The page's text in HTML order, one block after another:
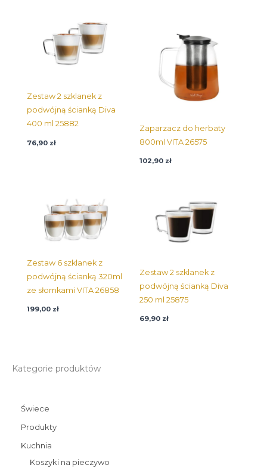
Kategorie produktów
Świece
Produkty
Kuchnia
Koszyki na pieczywo
Zestaw 2 szklanek z
podwójną ścianką Diva
400 ml 25882
76,90 zł
Zaparzacz do herbaty
800ml VITA 26575
102,90 zł
Zestaw 6 szklanek z
podwójną ścianką 320ml
ze słomkami VITA 26858
199,00 zł
Zestaw 2 szklanek z
podwójną ścianką Diva
250 ml 25875
69,90 zł